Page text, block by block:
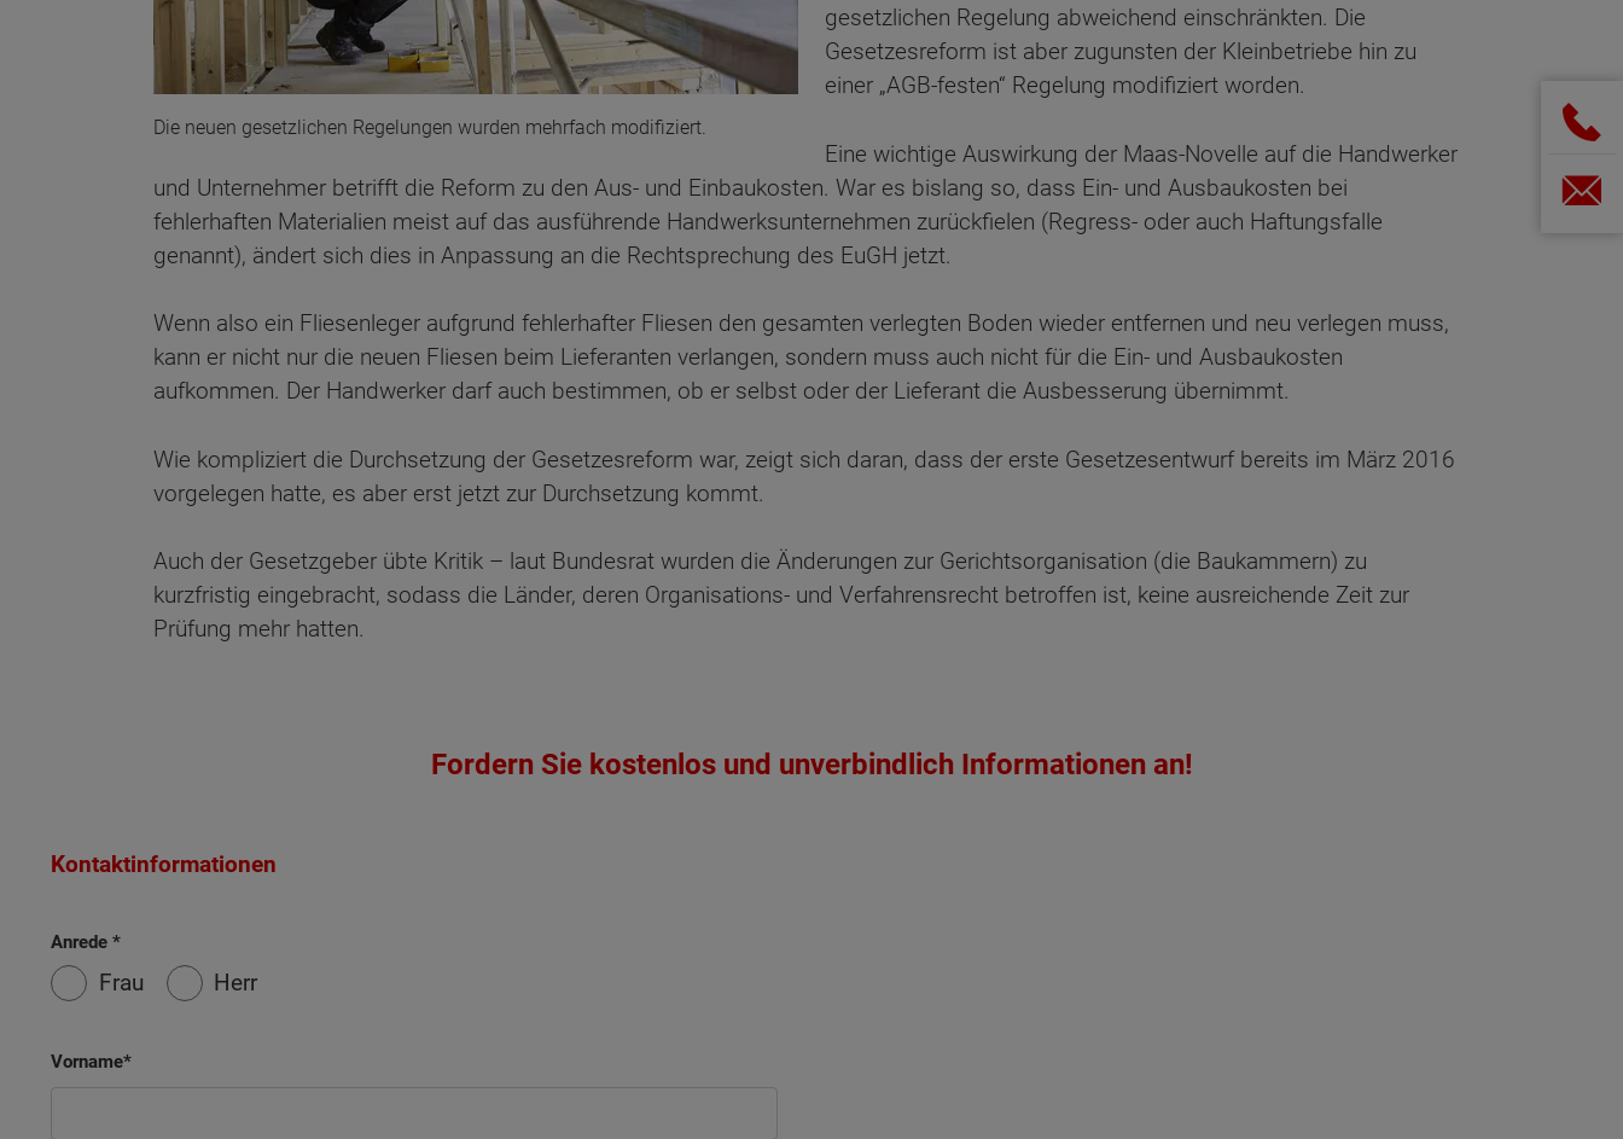
Die neuen gesetzlichen Regelungen wurden mehrfach modifiziert.
gesetzlichen Regelung abweichend einschränkten. Die
Gesetzesreform ist aber zugunsten der Kleinbetriebe hin zu
einer „AGB-festen“ Regelung modifiziert worden.
Eine wichtige Auswirkung der Maas-Novelle auf die Handwerker
und Unternehmer betrifft die Reform zu den Aus- und Einbaukosten. War es bislang so, dass Ein- und Ausbaukosten bei
fehlerhaften Materialien meist auf das ausführende Handwerksunternehmen zurückfielen (Regress- oder auch Haftungsfalle
genannt), ändert sich dies in Anpassung an die Rechtsprechung des EuGH jetzt.
Wenn also ein Fliesenleger aufgrund fehlerhafter Fliesen den gesamten verlegten Boden wieder entfernen und neu verlegen muss,
kann er nicht nur die neuen Fliesen beim Lieferanten verlangen, sondern muss auch nicht für die Ein- und Ausbaukosten
aufkommen. Der Handwerker darf auch bestimmen, ob er selbst oder der Lieferant die Ausbesserung übernimmt.
Wie kompliziert die Durchsetzung der Gesetzesreform war, zeigt sich daran, dass der erste Gesetzesentwurf bereits im März 2016
vorgelegen hatte, es aber erst jetzt zur Durchsetzung kommt.
Auch der Gesetzgeber übte Kritik – laut Bundesrat wurden die Änderungen zur Gerichtsorganisation (die Baukammern) zu
kurzfristig eingebracht, sodass die Länder, deren Organisations- und Verfahrensrecht betroffen ist, keine ausreichende Zeit zur
Prüfung mehr hatten.
Fordern Sie kostenlos und unverbindlich Informationen an!
Kontaktinformationen
Anrede
Frau Herr
Vorname